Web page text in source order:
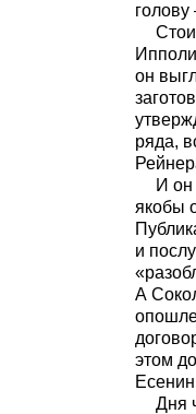
он
ряда,
И он
якобы
и
А
этом
Дня